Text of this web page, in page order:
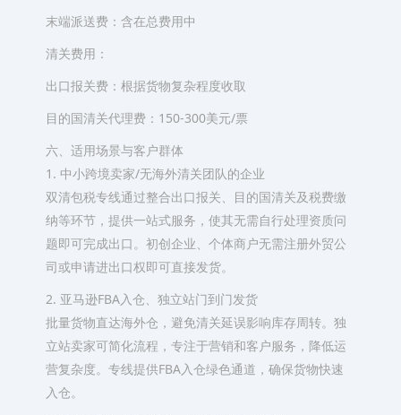
末端派送费：含在总费用中
清关费用：
出口报关费：根据货物复杂程度收取
目的国清关代理费：150-300美元/票
六、适用场景与客户群体
1. 中小跨境卖家/无海外清关团队的企业
双清包税专线通过整合出口报关、目的国清关及税费缴
纳等环节，提供一站式服务，使其无需自行处理资质问
题即可完成出口。初创企业、个体商户无需注册外贸公
司或申请进出口权即可直接发货。
2. 亚马逊FBA入仓、独立站门到门发货
批量货物直达海外仓，避免清关延误影响库存周转。独
立站卖家可简化流程，专注于营销和客户服务，降低运
营复杂度。专线提供FBA入仓绿色通道，确保货物快速
入仓。